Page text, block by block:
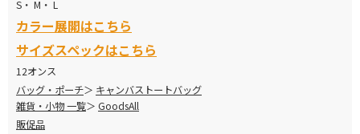
Ｓ
カラー
Ｍ
カラー
S・ M・ L
カラー展開はこちら
サイズスペックはこちら
12オンス
バッグ・ポーチ
キャンバストートバッグ
雑貨・小物 一覧
GoodsAll
販促品